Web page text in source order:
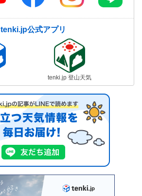
tenki.jp公式アプリ
tenki.jp 登山天気